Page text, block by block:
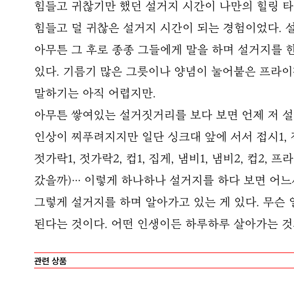
힘들고 귀찮기만 했던 설거지 시간이 나만의 힐링
힘들고 덜 귀찮은 설거지 시간이 되는 경험이었다.
아무튼 그 후로 종종 그들에게 말을 하며 설거지를
있다. 기름기 많은 그릇이나 양념이 눌어붙은 프라
말하기는 아직 어렵지만.
아무튼 쌓여있는 설거짓거리를 보다 보면 언제 저
인상이 찌푸려지지만 일단 싱크대 앞에 서서 접시1,
젓가락1, 젓가락2, 컵1, 집게, 냄비1, 냄비2, 컵2, 프
갔을까)… 이렇게 하나하나 설거지를 하다 보면 어
그렇게 설거지를 하며 알아가고 있는 게 있다. 무슨
된다는 것이다. 어떤 인생이든 하루하루 살아가는
관련 상품